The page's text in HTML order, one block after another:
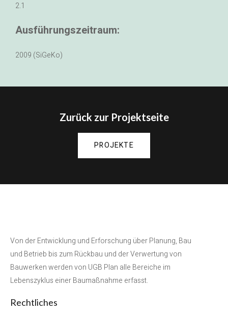
2.1
Ausführungszeitraum:
2009 (SiGeKo)
Zurück zur Projektseite
PROJEKTE
Von der Entwicklung und Erforschung über Planung, Bau
und Betrieb bis zum Rückbau und der Verwertung von
Bauwerken werden von UGB Plan alle Bereiche im
Lebenszyklus einer Baumaßnahme erfasst.
Rechtliches